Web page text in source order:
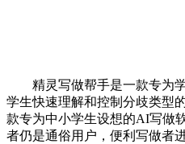
精灵写做帮手是一款专为学
学生快速理解和控制分歧类型
款专为中小学生设想的AI写做
者仍是通俗用户，便利写做者